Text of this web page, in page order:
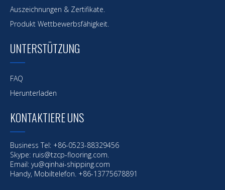
Auszeichnungen & Zertifikate.
Produkt Wettbewerbsfähigkeit.
UNTERSTÜTZUNG
FAQ
Herunterladen
KONTAKTIERE UNS
Business Tel: +86-0523-88329456
Skype: ruis@tzcp-flooring.com.
Email: yu@qinhai-shipping.com
Handy, Mobiltelefon. +86-13775678891